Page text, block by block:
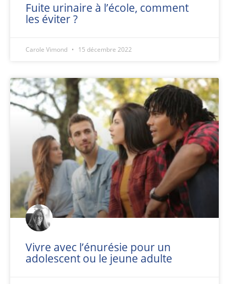
Fuite urinaire à l’école, comment
les éviter ?
Carole Vimond 15 décembre 2022
Vivre avec l’énurésie pour un
adolescent ou le jeune adulte